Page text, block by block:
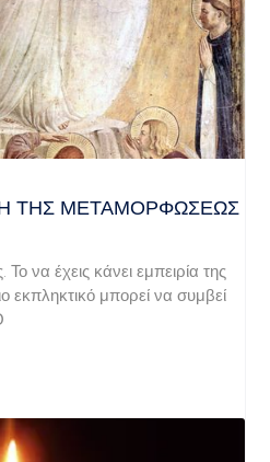
ΤΗΣ ΜΕΤΑΜΟΡΦΩΣΕΩΣ
να έχεις κάνει εμπειρία της
εκπληκτικό μπορεί να συμβεί